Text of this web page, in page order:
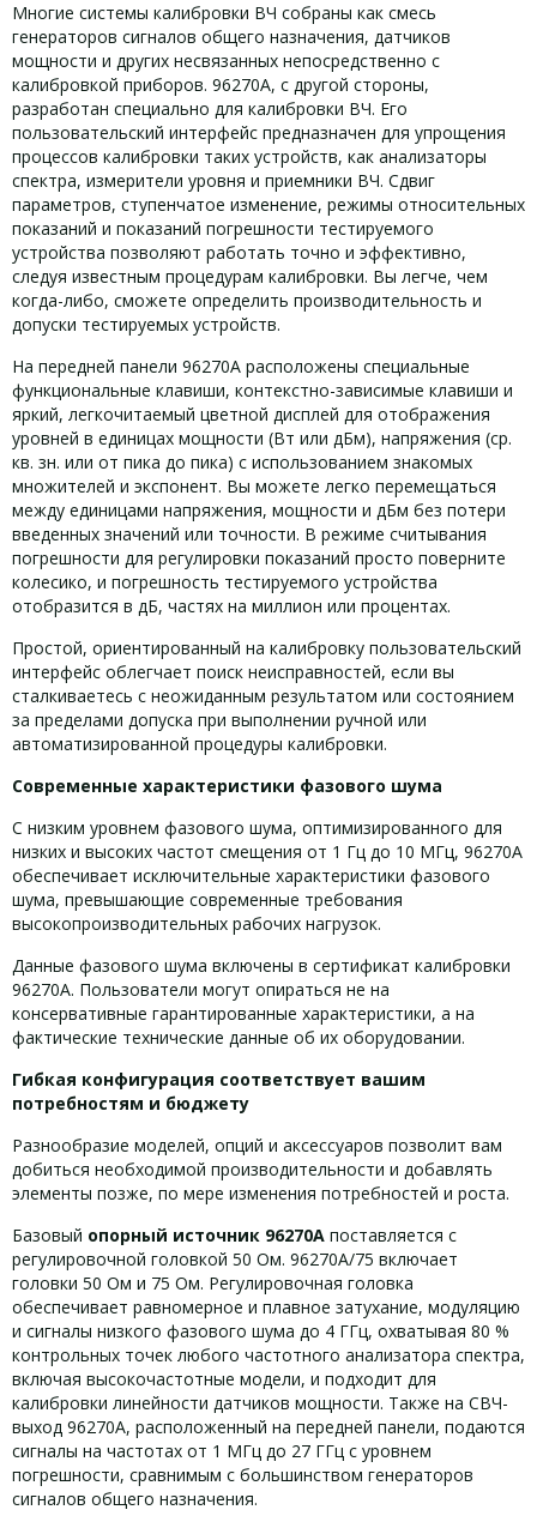
Многие системы калибровки ВЧ собраны как смесь
генераторов сигналов общего назначения, датчиков
мощности и других несвязанных непосредственно с
калибровкой приборов. 96270A, с другой стороны,
разработан специально для калибровки ВЧ. Его
пользовательский интерфейс предназначен для упрощения
процессов калибровки таких устройств, как анализаторы
спектра, измерители уровня и приемники ВЧ. Сдвиг
параметров, ступенчатое изменение, режимы относительных
показаний и показаний погрешности тестируемого
устройства позволяют работать точно и эффективно,
следуя известным процедурам калибровки. Вы легче, чем
когда-либо, сможете определить производительность и
допуски тестируемых устройств.
На передней панели 96270A расположены специальные
функциональные клавиши, контекстно-зависимые клавиши и
яркий, легкочитаемый цветной дисплей для отображения
уровней в единицах мощности (Вт или дБм), напряжения (ср.
кв. зн. или от пика до пика) с использованием знакомых
множителей и экспонент. Вы можете легко перемещаться
между единицами напряжения, мощности и дБм без потери
введенных значений или точности. В режиме считывания
погрешности для регулировки показаний просто поверните
колесико, и погрешность тестируемого устройства
отобразится в дБ, частях на миллион или процентах.
Простой, ориентированный на калибровку пользовательский
интерфейс облегчает поиск неисправностей, если вы
сталкиваетесь с неожиданным результатом или состоянием
за пределами допуска при выполнении ручной или
автоматизированной процедуры калибровки.
Современные характеристики фазового шума
С низким уровнем фазового шума, оптимизированного для
низких и высоких частот смещения от 1 Гц до 10 МГц, 96270A
обеспечивает исключительные характеристики фазового
шума, превышающие современные требования
высокопроизводительных рабочих нагрузок.
Данные фазового шума включены в сертификат калибровки
96270A. Пользователи могут опираться не на
консервативные гарантированные характеристики, а на
фактические технические данные об их оборудовании.
Гибкая конфигурация соответствует вашим
потребностям и бюджету
Разнообразие моделей, опций и аксессуаров позволит вам
добиться необходимой производительности и добавлять
элементы позже, по мере изменения потребностей и роста.
Базовый опорный источник 96270A поставляется с
регулировочной головкой 50 Ом. 96270A/75 включает
головки 50 Ом и 75 Ом. Регулировочная головка
обеспечивает равномерное и плавное затухание, модуляцию
и сигналы низкого фазового шума до 4 ГГц, охватывая 80 %
контрольных точек любого частотного анализатора спектра,
включая высокочастотные модели, и подходит для
калибровки линейности датчиков мощности. Также на СВЧ-
выход 96270A, расположенный на передней панели, подаются
сигналы на частотах от 1 МГц до 27 ГГц с уровнем
погрешности, сравнимым с большинством генераторов
сигналов общего назначения.